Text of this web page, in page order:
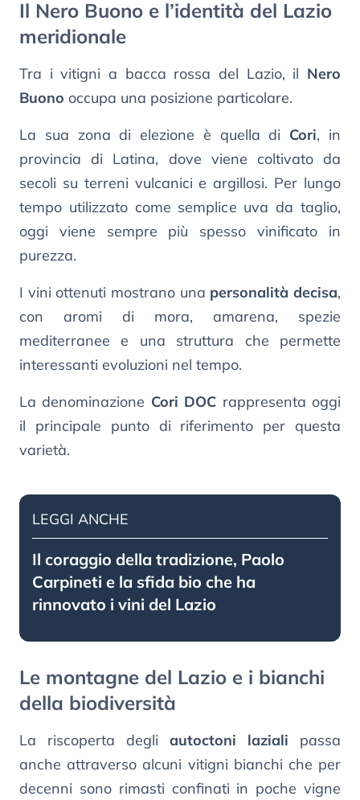
Il Nero Buono e l’identità del Lazio
meridionale
Tra i vitigni a bacca rossa del Lazio, il Nero
Buono occupa una posizione particolare.
La sua zona di elezione è quella di Cori, in
provincia di Latina, dove viene coltivato da
secoli su terreni vulcanici e argillosi. Per lungo
tempo utilizzato come semplice uva da taglio,
oggi viene sempre più spesso vinificato in
purezza.
I vini ottenuti mostrano una personalità decisa,
con aromi di mora, amarena, spezie
mediterranee e una struttura che permette
interessanti evoluzioni nel tempo.
La denominazione Cori DOC rappresenta oggi
il principale punto di riferimento per questa
varietà.
LEGGI ANCHE
Il coraggio della tradizione, Paolo
Carpineti e la sfida bio che ha
rinnovato i vini del Lazio
Le montagne del Lazio e i bianchi
della biodiversità
La riscoperta degli autoctoni laziali passa
anche attraverso alcuni vitigni bianchi che per
decenni sono rimasti confinati in poche vigne